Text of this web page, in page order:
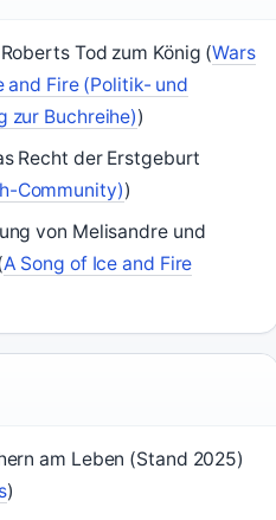
Tod zum König (Wars
and Fire (Politik- und
zur Buchreihe))
Recht der Erstgeburt
Community))
von Melisandre und
A Song of Ice and Fire
am Leben (Stand 2025)
)